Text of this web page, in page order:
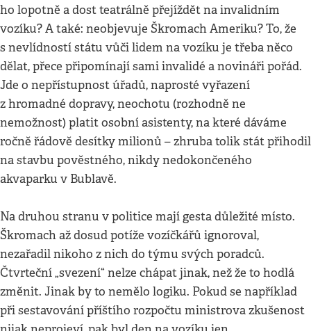
ho lopotně a dost teatrálně přejíždět na invalidním
vozíku? A také: neobjevuje Škromach Ameriku? To, že
s nevlídností státu vůči lidem na vozíku je třeba něco
dělat, přece připomínají sami invalidé a novináři pořád.
Jde o nepřístupnost úřadů, naprosté vyřazení
z hromadné dopravy, neochotu (rozhodně ne
nemožnost) platit osobní asistenty, na které dáváme
ročně řádově desítky milionů – zhruba tolik stát přihodil
na stavbu pověstného, nikdy nedokončeného
akvaparku v Bublavě.
Na druhou stranu v politice mají gesta důležité místo.
Škromach až dosud potíže vozíčkářů ignoroval,
nezařadil nikoho z nich do týmu svých poradců.
Čtvrteční „svezení“ nelze chápat jinak, než že to hodlá
změnit. Jinak by to nemělo logiku. Pokud se například
při sestavování příštího rozpočtu ministrova zkušenost